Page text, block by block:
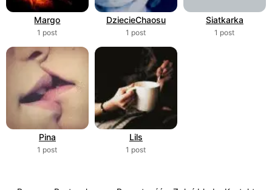
Margo
1 post
DziecieChaosu
1 post
Siatkarka
1 post
Pina
1 post
Lils
1 post